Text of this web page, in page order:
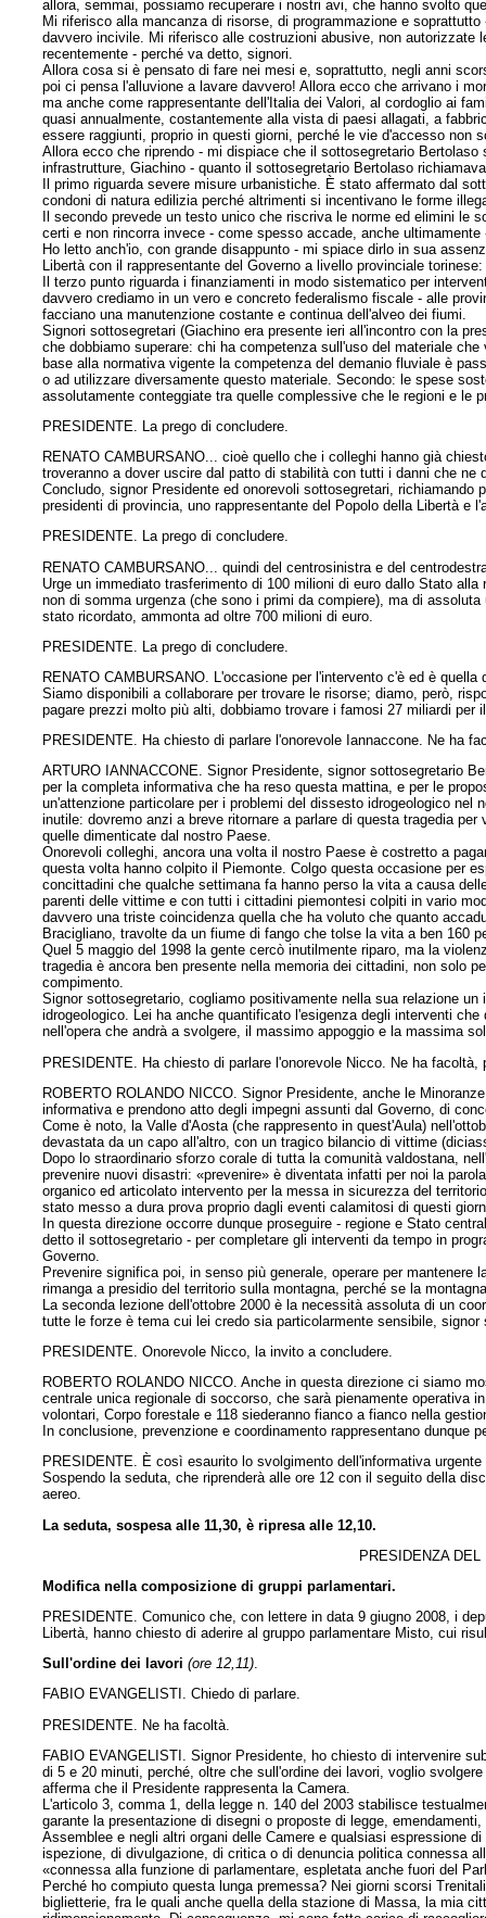
allora, semmai, possiamo recuperare i nostri avi, che hanno svolto
Mi riferisco alla mancanza di risorse, di programmazione e
davvero incivile. Mi riferisco alle costruzioni abusive, non
recentemente - perché va detto, signori.
Allora cosa si è pensato di fare nei mesi e, soprattutto, negli anni
poi ci pensa l'alluvione a lavare davvero! Allora ecco che arrivano i
ma anche come rappresentante dell'Italia dei Valori, al cordoglio ai
quasi annualmente, costantemente alla vista di paesi allagati, a
essere raggiunti, proprio in questi giorni, perché le vie d'accesso non
Allora ecco che riprendo - mi dispiace che il sottosegretario
infrastrutture, Giachino - quanto il sottosegretario Bertolaso
Il primo riguarda severe misure urbanistiche. È stato affermato dal
condoni di natura edilizia perché altrimenti si incentivano le forme
Il secondo prevede un testo unico che riscriva le norme ed elimini
certi e non rincorra invece - come spesso accade, anche
Ho letto anch'io, con grande disappunto - mi spiace dirlo in sua
Libertà con il rappresentante del Governo a livello provinciale
Il terzo punto riguarda i finanziamenti in modo sistematico per
davvero crediamo in un vero e concreto federalismo fiscale - alle
facciano una manutenzione costante e continua dell'alveo dei fiumi.
Signori sottosegretari (Giachino era presente ieri all'incontro con la
che dobbiamo superare: chi ha competenza sull'uso del materiale
base alla normativa vigente la competenza del demanio fluviale è
o ad utilizzare diversamente questo materiale. Secondo: le spese
assolutamente conteggiate tra quelle complessive che le regioni e le
PRESIDENTE. La prego di concludere.
RENATO CAMBURSANO... cioè quello che i colleghi hanno già
troveranno a dover uscire dal patto di stabilità con tutti i danni che ne
Concludo, signor Presidente ed onorevoli sottosegretari,
presidenti di provincia, uno rappresentante del Popolo della Libertà e
PRESIDENTE. La prego di concludere.
RENATO CAMBURSANO... quindi del centrosinistra e del
Urge un immediato trasferimento di 100 milioni di euro dallo Stato
non di somma urgenza (che sono i primi da compiere), ma di
stato ricordato, ammonta ad oltre 700 milioni di euro.
PRESIDENTE. La prego di concludere.
RENATO CAMBURSANO. L'occasione per l'intervento c'è ed è
Siamo disponibili a collaborare per trovare le risorse; diamo, però,
pagare prezzi molto più alti, dobbiamo trovare i famosi 27 miliardi per
PRESIDENTE. Ha chiesto di parlare l'onorevole Iannaccone. Ne ha
ARTURO IANNACCONE. Signor Presidente, signor sottosegretario
per la completa informativa che ha reso questa mattina, e per le
un'attenzione particolare per i problemi del dissesto idrogeologico
inutile: dovremo anzi a breve ritornare a parlare di questa tragedia
quelle dimenticate dal nostro Paese.
Onorevoli colleghi, ancora una volta il nostro Paese è costretto a
questa volta hanno colpito il Piemonte. Colgo questa occasione per
concittadini che qualche settimana fa hanno perso la vita a causa
parenti delle vittime e con tutti i cittadini piemontesi colpiti in vario
davvero una triste coincidenza quella che ha voluto che quanto
Bracigliano, travolte da un fiume di fango che tolse la vita a ben 160
Quel 5 maggio del 1998 la gente cercò inutilmente riparo, ma la
tragedia è ancora ben presente nella memoria dei cittadini, non solo
compimento.
Signor sottosegretario, cogliamo positivamente nella sua relazione
idrogeologico. Lei ha anche quantificato l'esigenza degli interventi
nell'opera che andrà a svolgere, il massimo appoggio e la massima
PRESIDENTE. Ha chiesto di parlare l'onorevole Nicco. Ne ha facoltà,
ROBERTO ROLANDO NICCO. Signor Presidente, anche le
informativa e prendono atto degli impegni assunti dal Governo, di
Come è noto, la Valle d'Aosta (che rappresento in quest'Aula)
devastata da un capo all'altro, con un tragico bilancio di vittime
Dopo lo straordinario sforzo corale di tutta la comunità valdostana,
prevenire nuovi disastri: «prevenire» è diventata infatti per noi la
organico ed articolato intervento per la messa in sicurezza del
stato messo a dura prova proprio dagli eventi calamitosi di questi
In questa direzione occorre dunque proseguire - regione e Stato
detto il sottosegretario - per completare gli interventi da tempo in
Governo.
Prevenire significa poi, in senso più generale, operare per
rimanga a presidio del territorio sulla montagna, perché se la
La seconda lezione dell'ottobre 2000 è la necessità assoluta di un
tutte le forze è tema cui lei credo sia particolarmente sensibile, signor
PRESIDENTE. Onorevole Nicco, la invito a concludere.
ROBERTO ROLANDO NICCO. Anche in questa direzione ci siamo
centrale unica regionale di soccorso, che sarà pienamente
volontari, Corpo forestale e 118 siederanno fianco a fianco nella
In conclusione, prevenzione e coordinamento rappresentano
PRESIDENTE. È così esaurito lo svolgimento dell'informativa urgente
Sospendo la seduta, che riprenderà alle ore 12 con il seguito della
aereo.
La seduta, sospesa alle 11,30, è ripresa alle 12,10.
PRESIDENZA
Modifica nella composizione di gruppi parlamentari.
PRESIDENTE. Comunico che, con lettere in data 9 giugno 2008, i
Libertà, hanno chiesto di aderire al gruppo parlamentare Misto, cui
Sull'ordine dei lavori (ore 12,11).
FABIO EVANGELISTI. Chiedo di parlare.
PRESIDENTE. Ne ha facoltà.
FABIO EVANGELISTI. Signor Presidente, ho chiesto di intervenire
di 5 e 20 minuti, perché, oltre che sull'ordine dei lavori, voglio
afferma che il Presidente rappresenta la Camera.
L'articolo 3, comma 1, della legge n. 140 del 2003 stabilisce
garante la presentazione di disegni o proposte di legge,
Assemblee e negli altri organi delle Camere e qualsiasi espressione
ispezione, di divulgazione, di critica o di denuncia politica connessa
«connessa alla funzione di parlamentare, espletata anche fuori del
Perché ho compiuto questa lunga premessa? Nei giorni scorsi
biglietterie, fra le quali anche quella della stazione di Massa, la mia